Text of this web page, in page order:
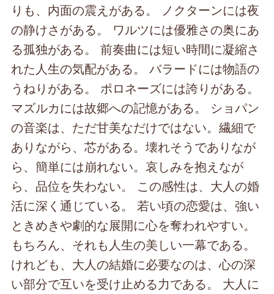
りも、内面の震えがある。 ノクターンには夜
の静けさがある。 ワルツには優雅さの奥にあ
る孤独がある。 前奏曲には短い時間に凝縮さ
れた人生の気配がある。 バラードには物語の
うねりがある。 ポロネーズには誇りがある。
マズルカには故郷への記憶がある。 ショパン
の音楽は、ただ甘美なだけではない。繊細で
ありながら、芯がある。壊れそうでありなが
ら、簡単には崩れない。哀しみを抱えなが
ら、品位を失わない。 この感性は、大人の婚
活に深く通じている。 若い頃の恋愛は、強い
ときめきや劇的な展開に心を奪われやすい。
もちろん、それも人生の美しい一幕である。
けれども、大人の結婚に必要なのは、心の深
い部分で互いを受け止める力である。 大人に